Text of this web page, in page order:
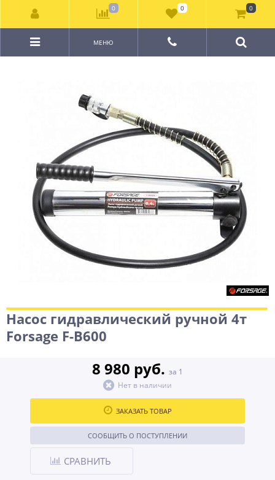
МЕНЮ
Насос гидравлический ручной 4т
Forsage F-B600
8 980 руб. за 1
Нет в наличии
ЗАКАЗАТЬ ТОВАР
СООБЩИТЬ О ПОСТУПЛЕНИИ
СРАВНИТЬ
0 0 0